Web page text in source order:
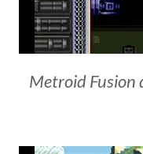
Metroid Fusion